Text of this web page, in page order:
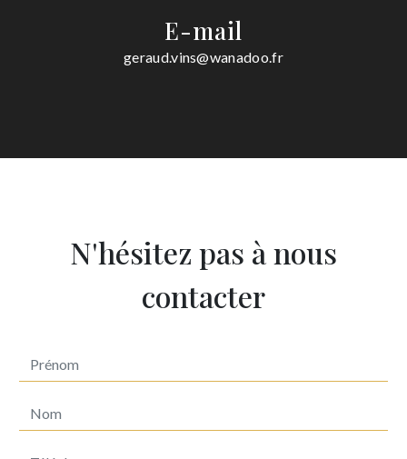
E-mail
geraud.vins@wanadoo.fr
N'hésitez pas à nous
contacter